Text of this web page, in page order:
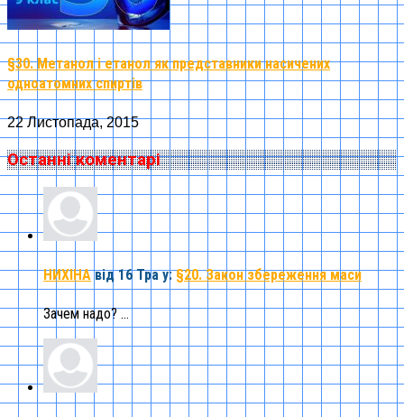
§30. Метанол і етанол як представники насичених
одноатомних спиртів
22 Листопада, 2015
Останні коментарі
НИХІНА від 16 Трау:§20. Закон збереження маси
Зачем надо? ...